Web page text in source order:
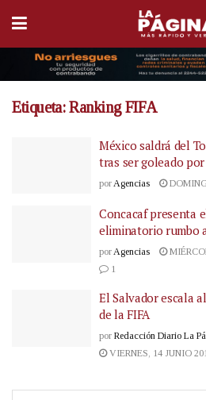
Etiqueta:Ranking FIFA
México saldrá del
tras ser goleado
por Agencias
Concacaf presenta
eliminatorio rumbo
porAgencias
1
El Salvador escala
de la FIFA
por Redacción Diario La
VIERNES, 14 JUNIO